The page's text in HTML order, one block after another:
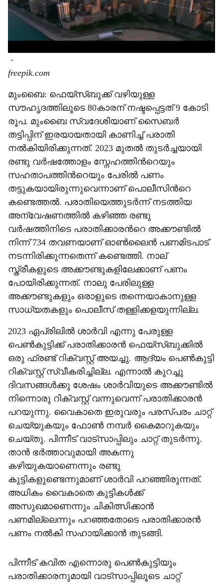
-
freepik.com
മുംബൈ: ഫെയ്സ്ബുക്ക് വഴിയുള്ള
സൗഹൃദത്തിലൂടെ 80കാരന് നഷ്ടപ്പെട്ടത് 9 കോടി
രൂപ. മുംബൈ സ്വദേശിയാണ് സൈബർ
തട്ടിപ്പിന് ഇരയായതായി കാണിച്ച് പരാതി
നൽകിയിരിക്കുന്നത്. 2023 മുതൽ തുടർച്ചയായി
രണ്ടു വർഷത്തോളം സ്നേഹത്തിന്‍റെയും
സഹതാപത്തിന്‍റെയും പേരിൽ പണം
തട്ടുകയായിരുന്നുവെന്നാണ് പൊലീസിന്‍റെ
കണ്ടെത്തൽ. പരാതിയെത്തുടർന്ന് നടത്തിയ
അന്വേഷണത്തിൽ കഴിഞ്ഞ രണ്ടു
വർഷത്തിനിടെ പരാതിക്കാരന്‍റെ അക്കൗണ്ടിൽ
നിന്ന് 734 തവണയാണ് ഓൺലൈൻ പണമിടപാട്
നടന്നിരിക്കുന്നതെന്ന് കണ്ടെത്തി. നാല്
സ്ത്രീകളുടെ അക്കൗണ്ടുകളിലേക്കാണ് പണം
പോയിരിക്കുന്നത്. നാലു പേരിലുള്ള
അക്കൗണ്ടുകളും ഒരാളുടെ തന്നെയാകാനുള്ള
സാധ്യതകളും പൊലീസ് തള്ളിക്കളയുന്നില്ല.
2023 ഏപ്രിലിൽ ശാർവി എന്നു പേരുള്ള
പെൺകുട്ടിക്ക് പരാതിക്കാരൻ ഫെയ്സ്ബുക്കിൽ
ഒരു ഫ്രണ്ട് റിക്വസ്റ്റ് അയച്ചു. ആദ്യം പെൺകുട്ടി
റിക്വസ്റ്റ് സ്വീകരിച്ചില്ല. എന്നാൽ കുറച്ചു
ദിവസങ്ങൾക്കു ശേഷം ശാർവിയുടെ അക്കൗണ്ടിൽ
നിന്നൊരു റിക്വസ്റ്റ് വന്നുവെന്ന് പരാതിക്കാരൻ
പറയുന്നു. വൈകാതെ ഇരുവരും പരസ്പരം ചാറ്റ്
ചെയ്യുകയും ഫോൺ നമ്പർ കൈമാറുകയും
ചെയ്തു. പിന്നീട് വാട്സാപ്പിലും ചാറ്റ് തുടർന്നു.
താൻ ഭർത്താവുമായി അകന്നു
കഴിയുകയാണെന്നും രണ്ടു
കുട്ടികളുണ്ടെന്നുമാണ് ശാർവി പറഞ്ഞിരുന്നത്.
അധികം വൈകാതെ കുട്ടികൾക്ക്
അസുഖമാണെന്നും ചികിത്സിക്കാൻ
പണമില്ലെന്നും പറഞ്ഞതോടെ പരാതിക്കാരൻ
പണം നൽകി സഹായിക്കാൻ തുടങ്ങി.
പിന്നീട് കവിത എന്നൊരു പെൺകുട്ടിയും
പരാതിക്കാരനുമായി വാട്സാപ്പിലൂടെ ചാറ്റ്